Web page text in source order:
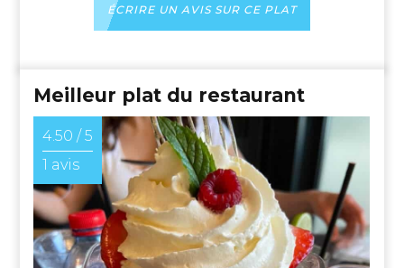
ÉCRIRE UN AVIS SUR CE PLAT
Meilleur plat du restaurant
4.50 / 5
1 avis